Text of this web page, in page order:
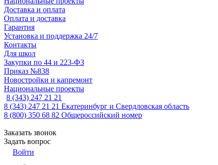
Доставка и оплата
Оплата и доставка
Гарантия
Установка и поддержка 24/7
Контакты
Для школ
Закупки по 44 и 223-ФЗ
Приказ №838
Новостройки и капремонт
Национальные проекты
8 (343) 247 21 21
8 (343) 247 21 21 Екатеринбург и Свердловская область
8 (800) 350 68 82 Общероссийский номер
Заказать звонок
Задать вопрос
Войти